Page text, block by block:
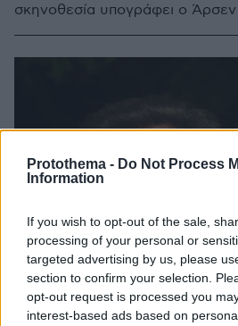
Protothema - Do Not Process
Information
If you wish to opt-out of the sale,
processing of your personal or
targeted advertising by us, please
section to confirm your selection.
opt-out request is processed you
interest-based ads based on
σκηνοθεσία υπογράφει ο Άρσεν